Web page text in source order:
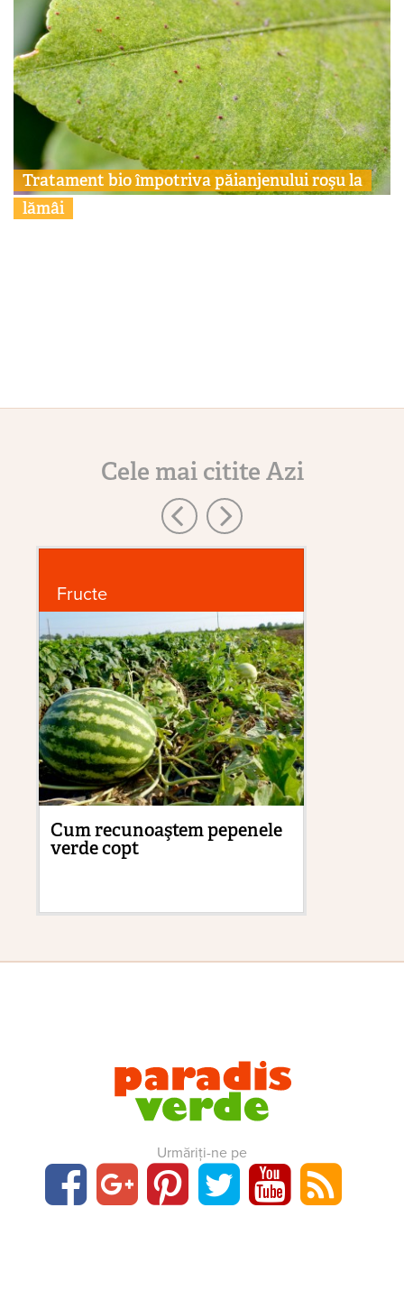
Tratament bio împotriva păianjenului roşu la
lămâi
Cele mai citite Azi
Fructe
Cum recunoaştem pepenele
verde copt
Urmăriți-ne pe